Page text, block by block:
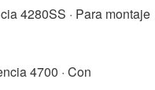
4280SS · Para montaje
4700 · Con